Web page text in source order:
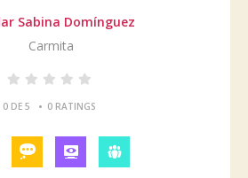
Sabina Domínguez
Carmita
0 DE 5 • 0 RATINGS